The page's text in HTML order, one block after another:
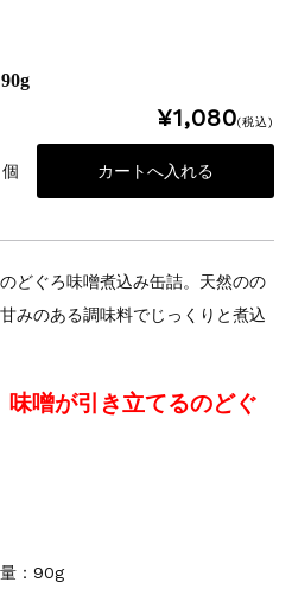
¥1,080(税込)
個
どぐろ味噌煮込み缶詰。天然のの
みのある調味料でじっくりと煮込
噌が引き立てるのどぐ
：90g